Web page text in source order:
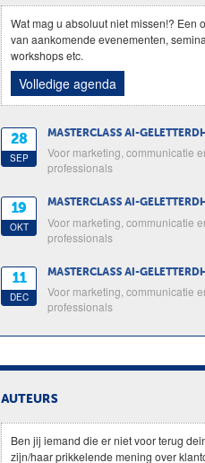
Wat mag u absoluut niet missen!? Een
van aankomende evenementen,
workshops etc.
Volledige agenda
28
SEP
MASTERCLASS AI-
Voor marketing, communicatie
professionals
19
OKT
MASTERCLASS AI-
Voor marketing, communicatie
professionals
11
DEC
MASTERCLASS AI-
Voor marketing, communicatie
professionals
AUTEURS
Ben jij iemand die er niet voor terug
zijn/haar prikkelende mening over